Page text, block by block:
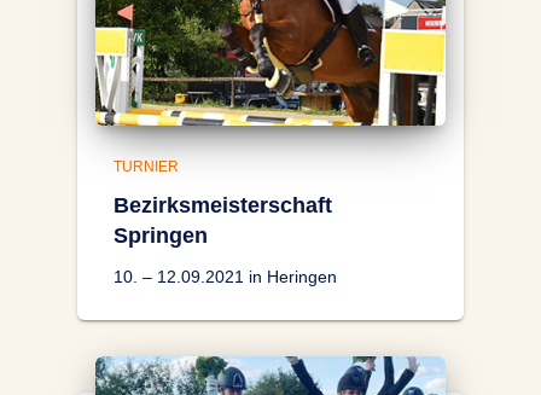
TURNIER
Bezirksmeisterschaft
Springen
10. – 12.09.2021 in Heringen